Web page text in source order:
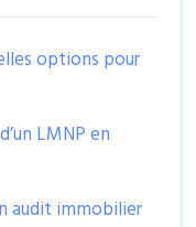
options pour
LMNP en
audit immobilier